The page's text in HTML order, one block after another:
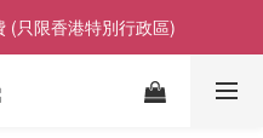
(只限香港特別行政區)